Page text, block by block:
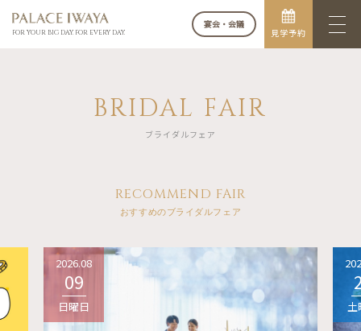
FOR YOUR BIG DAY. FOR EVERY DAY.
宴会・会議
見学予約
BRIDAL FAIR
ブライダルフェア
RECOMMEND FAIR
おすすめのブライダルフェア
2026.08
09
日曜日 土